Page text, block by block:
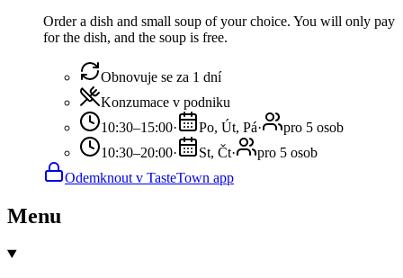
Order a dish and small soup of your choice. You will only pay
for the dish, and the soup is free.
Obnovuje se za 1 dní
Konzumace v podniku
10:30–15:00· Po, Út, Pá·
pro 5 osob
10:30–20:00· St, Čt·
pro 5 osob
Odemknout v TasteTown app
Menu